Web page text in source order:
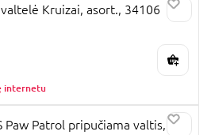
Kruizai, asort., 34106
internetu
Paw Patrol pripučiama valtis, 94